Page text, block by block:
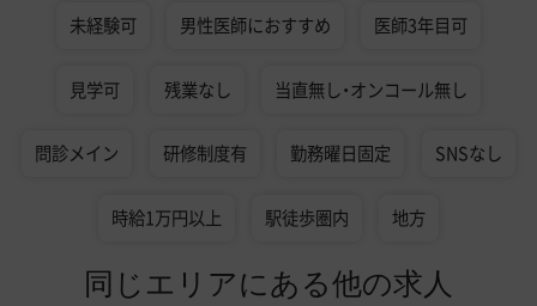
未経験可 男性医師におすすめ 医師3年目可
見学可 残業なし 当直無し・オンコール無し
問診メイン 研修制度有 勤務曜日固定 SNSなし
時給1万円以上 駅徒歩圏内 地方
同じエリアにある他の求人